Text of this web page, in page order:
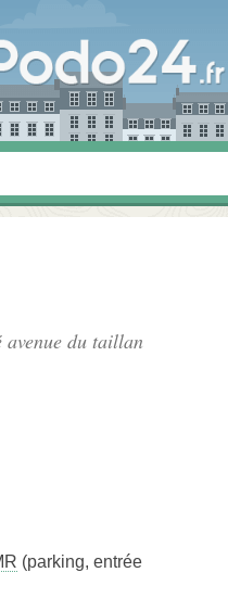
avenue du taillan
(parking, entrée